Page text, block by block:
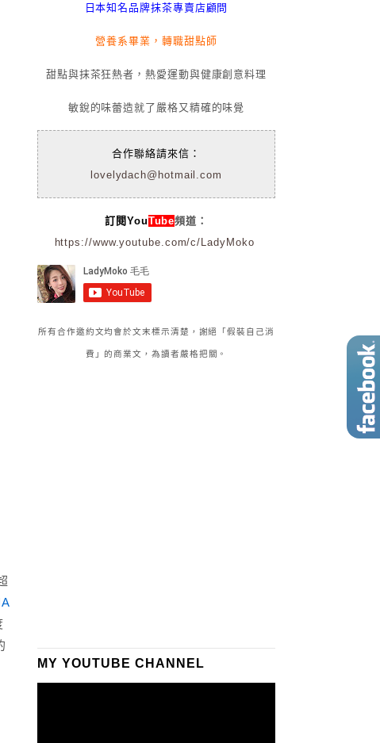
日本知名品牌抹茶專賣店顧問
營養系畢業，轉職甜點師
甜點與抹茶狂熱者，熱愛運動與健康創意料理
敏銳的味蕾造就了嚴格又精確的味覺
合作聯絡請來信：
lovelydach@hotmail.com
訂閱YouTube頻道：
https://www.youtube.com/c/LadyMoko
所有合作邀約文均會於文末標示清楚，謝絕「假裝自己消
費」的商業文，為讀者嚴格把關。
MY YOUTUBE CHANNEL